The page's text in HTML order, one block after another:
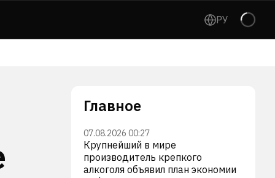
РУ
Главное
07.08.2026 00:27
Крупнейший в мире
производитель крепкого
алкоголя объявил план экономии